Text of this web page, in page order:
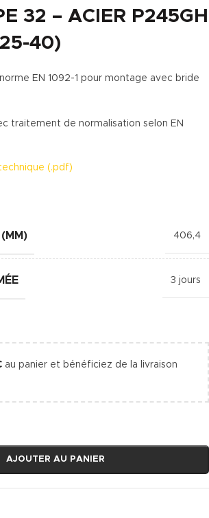
32 – ACIER P245GH
40)
EN 1092-1 pour montage avec bride
traitement de normalisation selon EN
(.pdf)
406,4
3 jours
au panier et bénéficiez de la livraison
AJOUTER AU PANIER